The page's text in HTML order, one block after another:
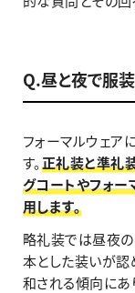
Q.昼と夜で服
フォーマルウェア
す。正礼装と準礼
グコートやフォー
用します。
略礼装では昼夜
本とした装いが
和される傾向に